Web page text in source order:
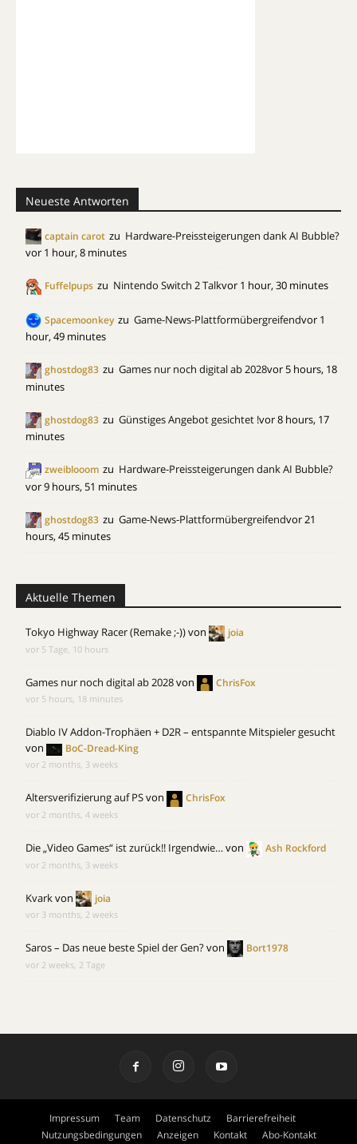
Neueste Antworten
captain carot zu Hardware-Preissteigerungen dank AI Bubble?
vor 1 hour, 8 minutes
Fuffelpups zu Nintendo Switch 2 Talkvor 1 hour, 30 minutes
Spacemoonkey zu Game-News-Plattformübergreifendvor 1
hour, 49 minutes
ghostdog83 zu Games nur noch digital ab 2028vor 5 hours, 18
minutes
ghostdog83 zu Günstiges Angebot gesichtet !vor 8 hours, 17
minutes
zweiblooom zu Hardware-Preissteigerungen dank AI Bubble?
vor 9 hours, 51 minutes
ghostdog83 zu Game-News-Plattformübergreifendvor 21
hours, 45 minutes
Aktuelle Themen
Tokyo Highway Racer (Remake ;-))von joia
vor 5 Tage, 10 hours
Games nur noch digital ab 2028von ChrisFox
vor 5 hours, 18 minutes
Diablo IV Addon-Trophäen + D2R – entspannte Mitspieler gesucht
von
BoC-Dread-King
vor 2 months, 3 weeks
Altersverifizierung auf PSvon ChrisFox
vor 2 months, 4 weeks
Die „Video Games“ ist zurück!! Irgendwie…von Ash Rockford
vor 2 months, 3 weeks
Kvarkvon joia
vor 3 months, 2 weeks
Saros – Das neue beste Spiel der Gen?von Bort1978
vor 2 weeks, 2 Tage
Impressum Team Datenschutz
Barrierefreiheit
Nutzungsbedingungen
Anzeigen Kontakt Abo-Kontakt